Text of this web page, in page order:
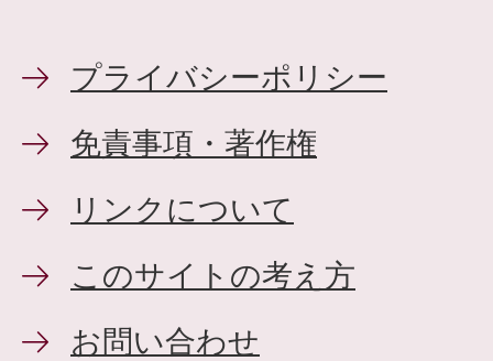
プライバシーポリシー
免責事項・著作権
リンクについて
このサイトの考え方
お問い合わせ